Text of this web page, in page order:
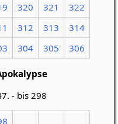
320 321
322
312 313
314
304 305 306
- bis 298